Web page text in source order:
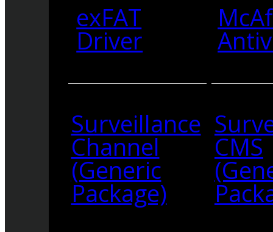
exFAT
Driver
Surveillance
Channel
(Generic
Package)
CMS